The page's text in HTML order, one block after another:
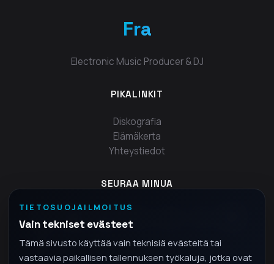
Fra
Electronic Music Producer & DJ
PIKALINKIT
Diskografia
Elämäkerta
Yhteystiedot
SEURAA MINUA
TIETOSUOJAILMOITUS
Vain tekniset evästeet
Tämä sivusto käyttää vain teknisiä evästeitä tai
vastaavia paikallisen tallennuksen työkaluja, jotka ovat